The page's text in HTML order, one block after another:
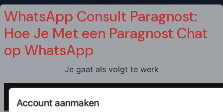
WhatsApp Consult Paragnost:
Hoe Je Met een Paragnost Chat
op WhatsApp
Je gaat als volgt te werk